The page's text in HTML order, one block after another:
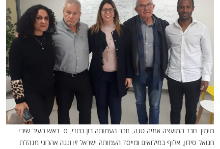
מימין: חבר המועצה אמיה טגה, חבר העמותה רון כתרי, ס. ראש העיר שירי
חגואל סידון, אלוף במילואים ומייסד העמותה ישראל זיו ונגה אהרוני מנהלת